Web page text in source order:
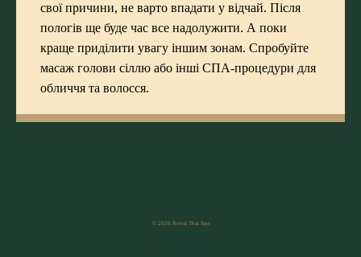
свої причини, не варто впадати у відчай. Після
пологів ще буде час все надолужити. А поки
краще приділити увагу іншим зонам. Спробуйте
масаж голови сіллю або інші СПА-процедури для
обличчя та волосся.
© 2026 Royal Thai Spa